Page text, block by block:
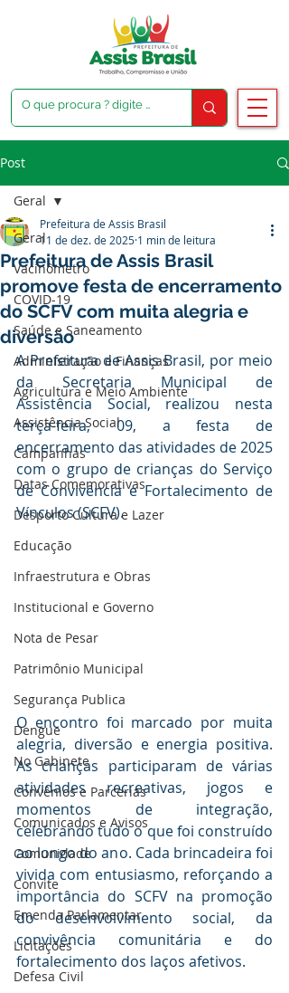
Post
Geral
Vacinômetro
COVID-19
Saúde e Saneamento
Administração e Finanças
Agricultura e Meio Ambiente
Assistência Social
Campanhas
Datas Comemorativas
Desporto Cultura e Lazer
Educação
Infraestrutura e Obras
Institucional e Governo
Nota de Pesar
Patrimônio Municipal
Segurança Publica
Dengue
No Gabinete
Convênios e Parcerias
Comunicados e Avisos
Comunidade
Convite
Emenda Parlamentar
Licitações
Defesa Civil
Geral
Prefeitura de Assis Brasil
promove festa de encerramento
do SCFV com muita alegria e
diversão
Prefeitura de Assis Brasil
11 de dez. de 2025 1 min de leitura
A Prefeitura de Assis Brasil, por meio
da Secretaria Municipal de
Assistência Social, realizou nesta
terça-feira, 09, a festa de
encerramento das atividades de 2025
com o grupo de crianças do Serviço
de Convivência e Fortalecimento de
Vínculos (SCFV).
O encontro foi marcado por muita
alegria, diversão e energia positiva.
As crianças participaram de várias
atividades recreativas, jogos e
momentos de integração,
celebrando tudo o que foi construído
ao longo do ano. Cada brincadeira foi
vivida com entusiasmo, reforçando a
importância do SCFV na promoção
do desenvolvimento social, da
convivência comunitária e do
fortalecimento dos laços afetivos.